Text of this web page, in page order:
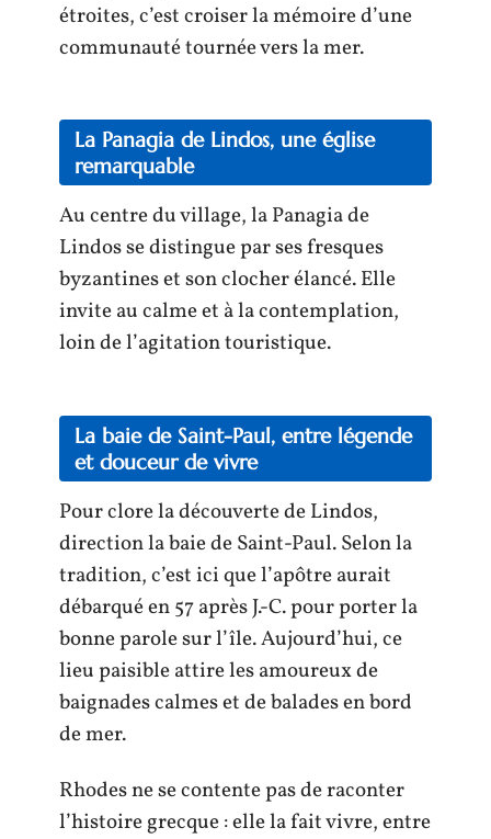
étroites, c’est croiser la mémoire d’une
communauté tournée vers la mer.
La Panagia de Lindos, une église
remarquable
Au centre du village, la Panagia de
Lindos se distingue par ses fresques
byzantines et son clocher élancé. Elle
invite au calme et à la contemplation,
loin de l’agitation touristique.
La baie de Saint-Paul, entre légende
et douceur de vivre
Pour clore la découverte de Lindos,
direction la baie de Saint-Paul. Selon la
tradition, c’est ici que l’apôtre aurait
débarqué en 57 après J.-C. pour porter la
bonne parole sur l’île. Aujourd’hui, ce
lieu paisible attire les amoureux de
baignades calmes et de balades en bord
de mer.
Rhodes ne se contente pas de raconter
l’histoire grecque : elle la fait vivre, entre